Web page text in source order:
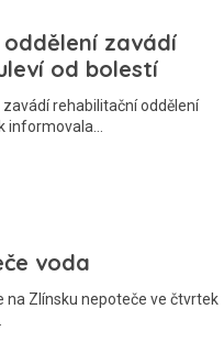
zavádí
od bolestí
rehabilitační oddělení
informovala…
voda
na Zlínsku nepoteče ve čtvrtek